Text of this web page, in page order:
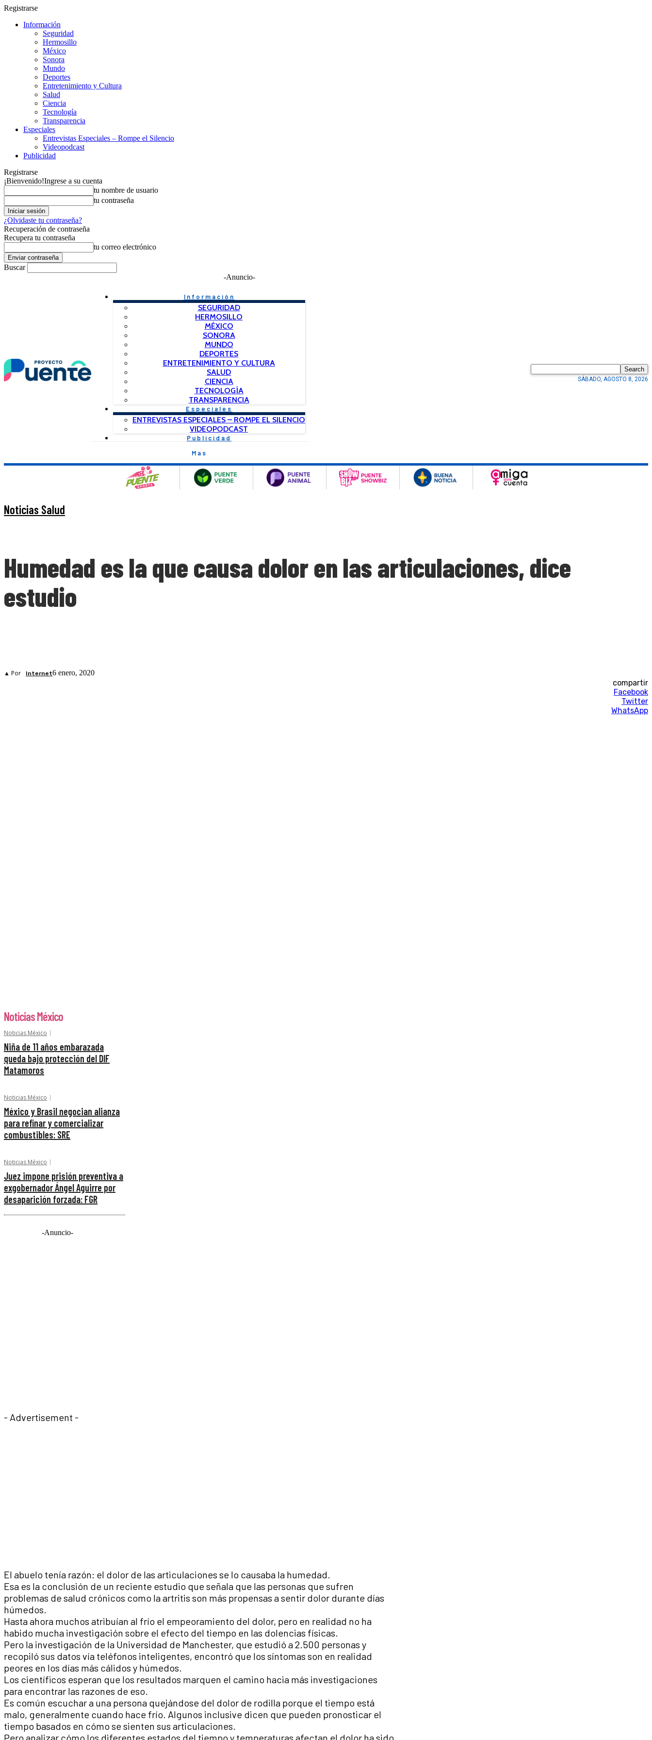
Registrarse
Información
Seguridad
Hermosillo
México
Sonora
Mundo
Deportes
Entretenimiento y Cultura
Salud
Ciencia
Tecnología
Transparencia
Especiales
Entrevistas Especiales – Rompe el Silencio
Videopodcast
Publicidad
Registrarse
¡Bienvenido!Ingrese a su cuenta
tu nombre de usuario
tu contraseña
¿Olvidaste tu contraseña?
Recuperación de contraseña
Recupera tu contraseña
tu correo electrónico
Buscar
-Anuncio-
Información
SEGURIDAD
HERMOSILLO
MÉXICO
SONORA
MUNDO
DEPORTES
ENTRETENIMIENTO Y CULTURA
SALUD
CIENCIA
TECNOLOGÍA
TRANSPARENCIA
Especiales
ENTREVISTAS ESPECIALES – ROMPE EL SILENCIO
VIDEOPODCAST
Publicidad
Mas
Search
SÁBADO, AGOSTO 8, 2026
Noticias Salud
Humedad es la que causa dolor en las articulaciones, dice
estudio
▲ Por Internet6 enero, 2020
compartir
Facebook
Twitter
WhatsApp
Noticias México
Noticias México
Niña de 11 años embarazada
queda bajo protección del DIF
Matamoros
Noticias México
México y Brasil negocian alianza
para refinar y comercializar
combustibles: SRE
Noticias México
Juez impone prisión preventiva a
exgobernador Ángel Aguirre por
desaparición forzada: FGR
-Anuncio-
- Advertisement -
El abuelo tenía razón: el dolor de las articulaciones se lo causaba la humedad.
Esa es la conclusión de un reciente estudio que señala que las personas que sufren
problemas de salud crónicos como la artritis son más propensas a sentir dolor durante días
húmedos.
Hasta ahora muchos atribuían al frío el empeoramiento del dolor, pero en realidad no ha
habido mucha investigación sobre el efecto del tiempo en las dolencias físicas.
Pero la investigación de la Universidad de Manchester, que estudió a 2.500 personas y
recopiló sus datos vía teléfonos inteligentes, encontró que los síntomas son en realidad
peores en los días más cálidos y húmedos.
Los científicos esperan que los resultados marquen el camino hacia más investigaciones
para encontrar las razones de eso.
Es común escuchar a una persona quejándose del dolor de rodilla porque el tiempo está
malo, generalmente cuando hace frío. Algunos inclusive dicen que pueden pronosticar el
tiempo basados en cómo se sienten sus articulaciones.
Pero analizar cómo los diferentes estados del tiempo y temperaturas afectan el dolor ha sido